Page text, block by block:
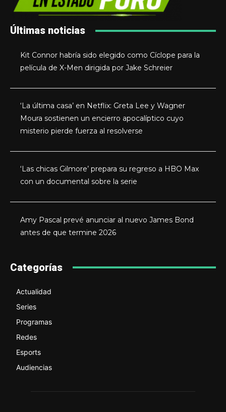
Últimas noticias
Kit Connor habría sido elegido como Cíclope para la
película de X-Men dirigida por Jake Schreier
‘La última casa’ en Netflix: Greta Lee y Wagner
Moura sostienen un encierro apocalíptico cuyo
misterio pierde fuerza al resolverse
‘Las chicas Gilmore’ prepara su regreso a HBO Max
con un documental sobre la serie
Amy Pascal prevé anunciar al nuevo James Bond
antes de que termine 2026
Categorías
Actualidad
Series
Programas
Redes
Esports
Audiencias